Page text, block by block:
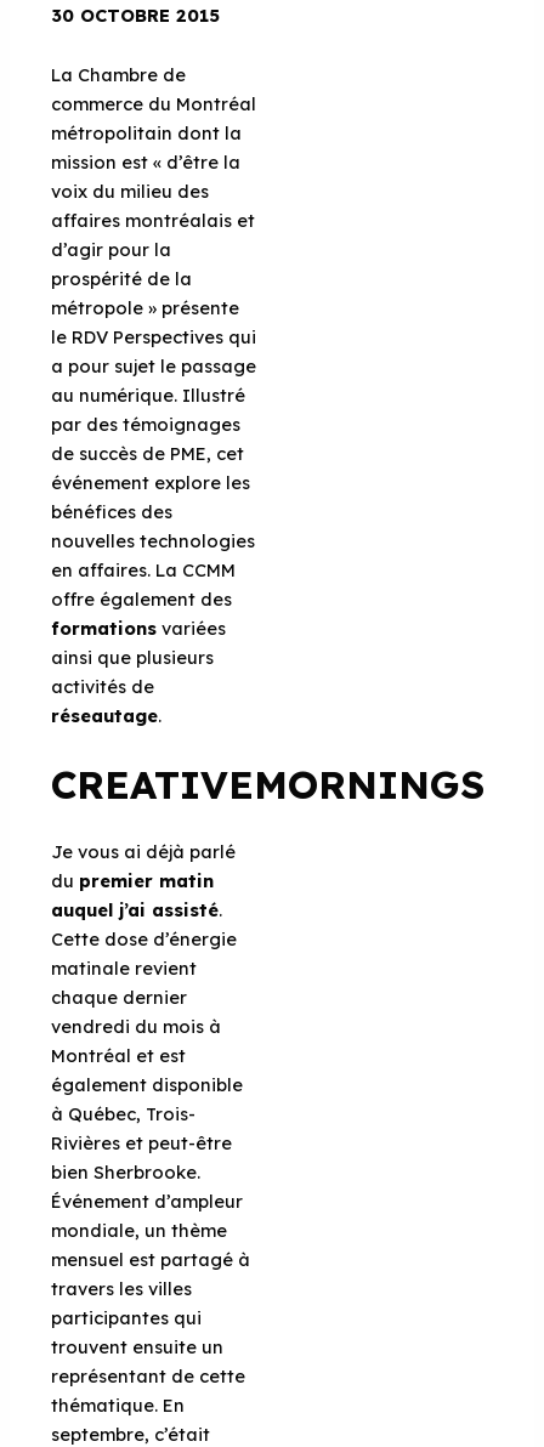
30 OCTOBRE 2015
La Chambre de
commerce du Montréal
métropolitain dont la
mission est « d’être la
voix du milieu des
affaires montréalais et
d’agir pour la
prospérité de la
métropole » présente
le RDV Perspectives qui
a pour sujet le passage
au numérique. Illustré
par des témoignages
de succès de PME, cet
événement explore les
bénéfices des
nouvelles technologies
en affaires. La CCMM
offre également des
formations variées
ainsi que plusieurs
activités de
réseautage.
CREATIVEMORNINGS
Je vous ai déjà parlé
du premier matin
auquel j’ai assisté.
Cette dose d’énergie
matinale revient
chaque dernier
vendredi du mois à
Montréal et est
également disponible
à Québec, Trois-
Rivières et peut-être
bien Sherbrooke.
Événement d’ampleur
mondiale, un thème
mensuel est partagé à
travers les villes
participantes qui
trouvent ensuite un
représentant de cette
thématique. En
septembre, c’était